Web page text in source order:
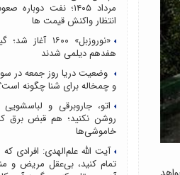
مرداد ۱۴۰۵؛ نفت
انتظار واکنش قیمت ها
«نوروزبل» ۱۶۰۰
هفدهم دیلمی شدند
وضعیت دریا روز جمعه در
و چمخاله برای شنا چگونه
اتو، جاروبرقی و
روشن نکنید؛ هم قبض برق
خاموشی‌ها
آیت الله علم‌الهدی: افرادی
تمام کنید، بی‌عقل مریض و